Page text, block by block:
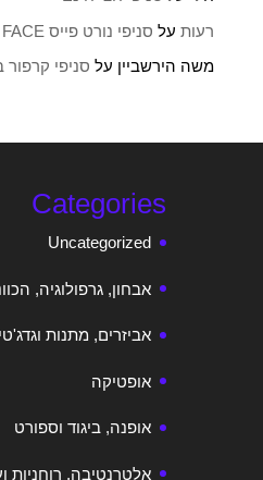
רעותעל סניפי נורט פייס THE NORTH FACE
משה הירשביין על סניפי קרפור
Categories
Uncategorized
אבחון, גרפולוגיה,
אביזרים, מתנות
אופטיקה
אופנה, ביגוד וספורט
אלטרנטיבה, רוחניות